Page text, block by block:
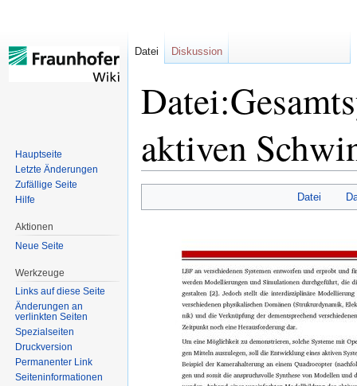
aktiven
Datei
Datei Diskussion
Hauptseite
Letzte Änderungen
Zufällige Seite
Hilfe
Aktionen
Neue Seite
Werkzeuge
Links auf diese Seite
Änderungen an
verlinkten Seiten
Spezialseiten
Druckversion
Permanenter Link
Seiten­informationen